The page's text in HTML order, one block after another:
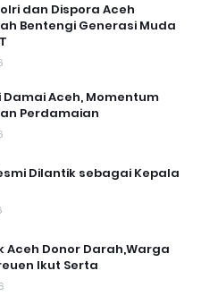
dan Dispora Aceh
Bentengi Generasi Muda
Damai Aceh, Momentum
Perdamaian
Dilantik sebagai Kepala
Aceh Donor Darah,Warga
Ikut Serta